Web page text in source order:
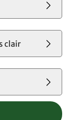
clair